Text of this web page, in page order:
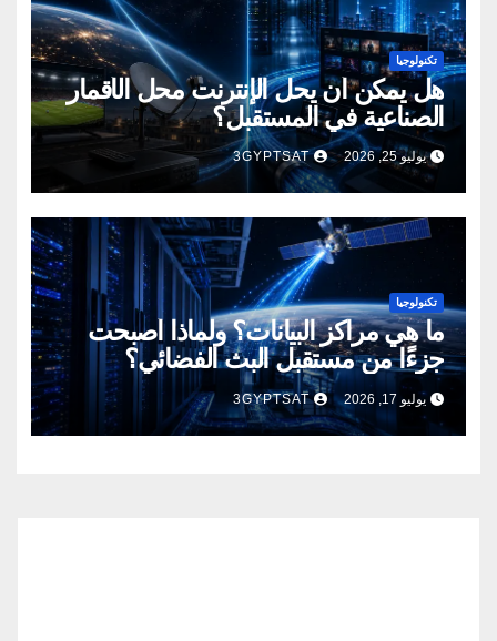
تكنولوجيا
هل يمكن أن يحل الإنترنت محل الأقمار
الصناعية في المستقبل؟
يوليو 25, 2026 3GYPTSAT
تكنولوجيا
ما هي مراكز البيانات؟ ولماذا أصبحت
جزءًا من مستقبل البث الفضائي؟
يوليو 17, 2026 3GYPTSAT